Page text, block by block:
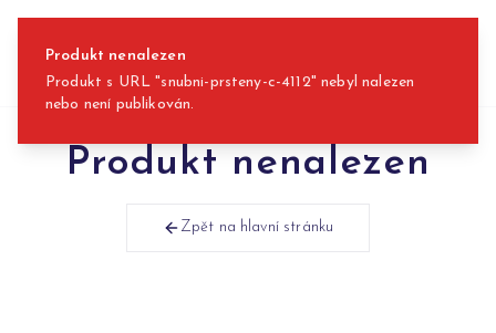
Produkt nenalezen
Produkt s URL "snubni-prsteny-c-4112" nebyl nalezen
nebo není publikován.
Produkt nenalezen
Zpět na hlavní stránku